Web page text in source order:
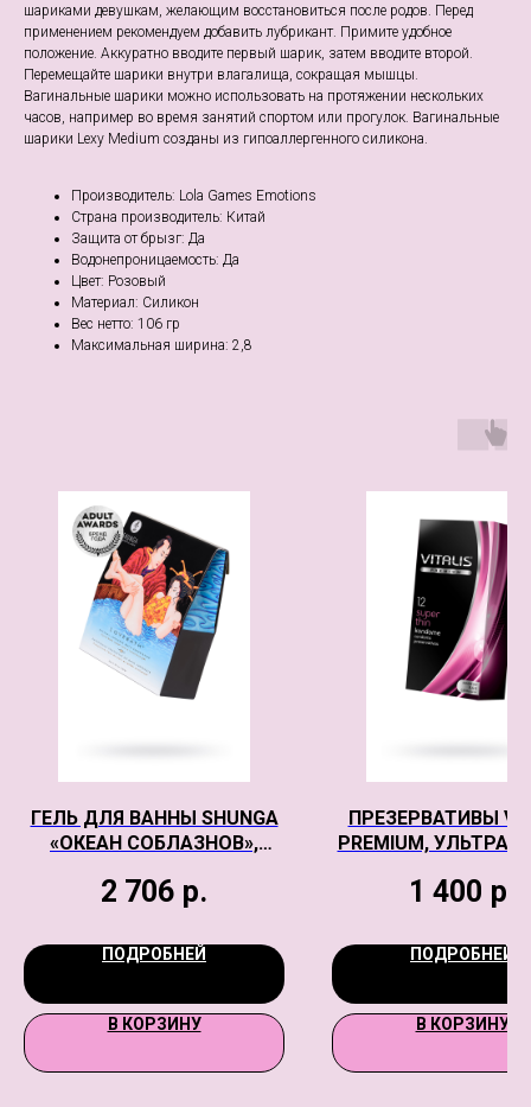
шариками девушкам, желающим восстановиться после родов. Перед
применением рекомендуем добавить лубрикант. Примите удобное
положение. Аккуратно вводите первый шарик, затем вводите второй.
Перемещайте шарики внутри влагалища, сокращая мышцы.
Вагинальные шарики можно использовать на протяжении нескольких
часов, например во время занятий спортом или прогулок. Вагинальные
шарики Lexy Medium созданы из гипоаллергенного силикона.
Производитель: Lola Games Emotions
Страна производитель: Китай
Защита от брызг: Да
Водонепроницаемость: Да
Цвет: Розовый
Материал: Cиликон
Веc нетто: 106 гр
Максимальная ширина: 2,8
ГЕЛЬ ДЛЯ ВАННЫ SHUNGA
«ОКЕАН СОБЛАЗНОВ»,
2 706 р.
ПОДРОБНЕЙ
В КОРЗИНУ
ПРЕЗЕРВАТИВЫ
PREMIUM,
1 400 р.
ПОДРОБНЕЙ
В КОРЗИНУ